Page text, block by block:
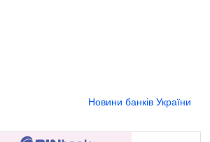
Новини банків України